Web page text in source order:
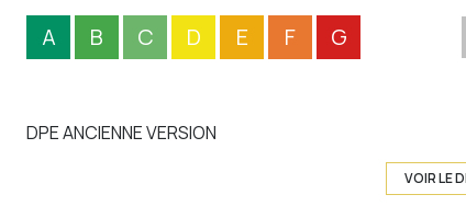
A B C D E F G
DPE ANCIENNE VERSION
VOIR LE